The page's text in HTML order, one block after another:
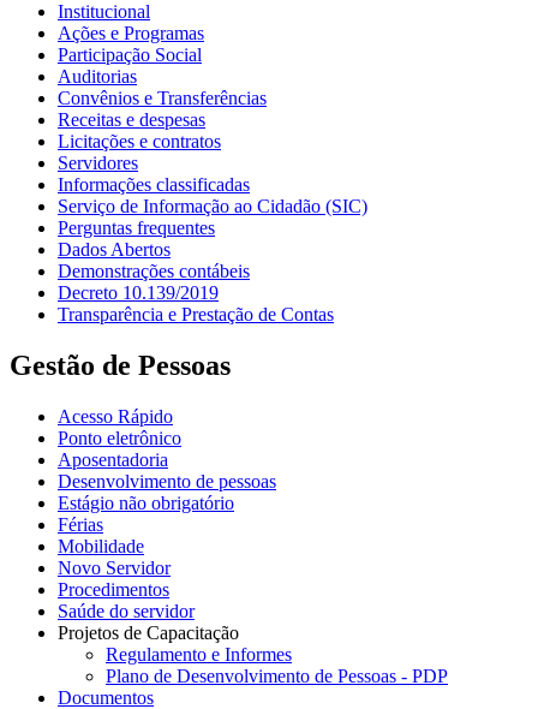
Institucional
Ações e Programas
Participação Social
Auditorias
Convênios e Transferências
Receitas e despesas
Licitações e contratos
Servidores
Informações classificadas
Serviço de Informação ao Cidadão (SIC)
Perguntas frequentes
Dados Abertos
Demonstrações contábeis
Decreto 10.139/2019
Transparência e Prestação de Contas
Gestão de Pessoas
Acesso Rápido
Ponto eletrônico
Aposentadoria
Desenvolvimento de pessoas
Estágio não obrigatório
Férias
Mobilidade
Novo Servidor
Procedimentos
Saúde do servidor
Projetos de Capacitação
Regulamento e Informes
Plano de Desenvolvimento de Pessoas - PDP
Documentos